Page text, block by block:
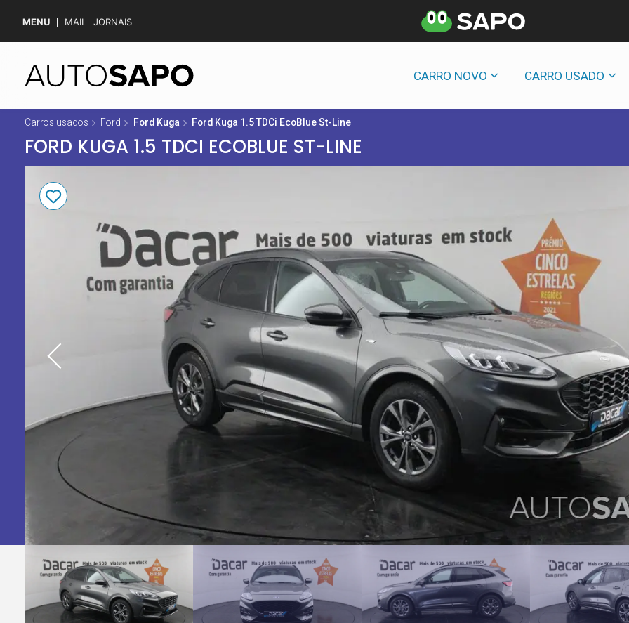
MENU MAIL JORNAIS
CARRO NOVO CARRO USADO
Carros usados Ford Ford Kuga Ford Kuga 1.5 TDCi EcoBlue St-Line
FORD KUGA 1.5 TDCI ECOBLUE ST-LINE